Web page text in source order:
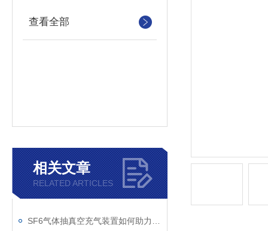
查看全部
相关文章
RELATED ARTICLES